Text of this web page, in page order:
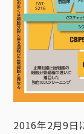
2016年2月9日